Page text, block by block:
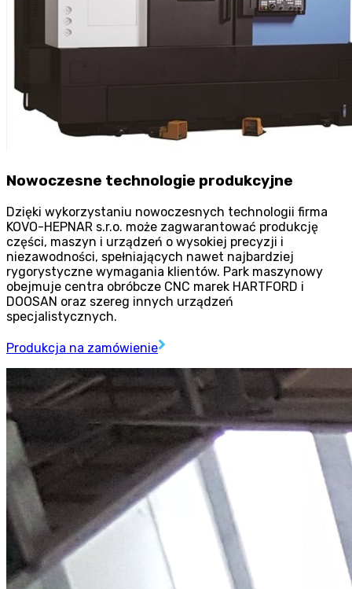
Nowoczesne technologie produkcyjne
Dzięki wykorzystaniu nowoczesnych technologii firma
KOVO-HEPNAR s.r.o. może zagwarantować produkcję
części, maszyn i urządzeń o wysokiej precyzji i
niezawodności, spełniających nawet najbardziej
rygorystyczne wymagania klientów. Park maszynowy
obejmuje centra obróbcze CNC marek HARTFORD i
DOOSAN oraz szereg innych urządzeń
specjalistycznych.
Produkcja na zamówienie